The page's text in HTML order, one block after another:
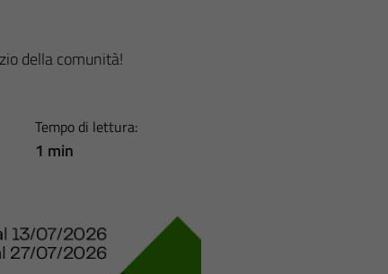
della comunità!
Tempo di lettura:
1 min